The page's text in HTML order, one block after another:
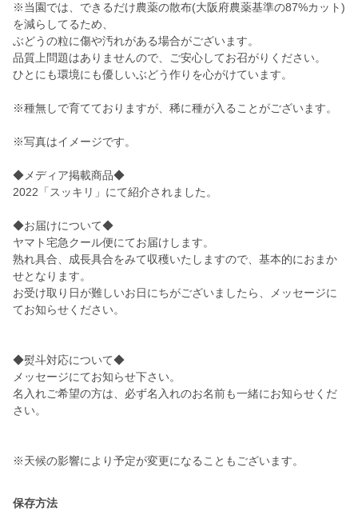
※当園では、できるだけ農薬の散布(大阪府農薬基準の87%カット)
を減らしてるため、
ぶどうの粒に傷や汚れがある場合がございます。
品質上問題はありませんので、ご安心してお召がりください。
ひとにも環境にも優しいぶどう作りを心がけています。
※種無しで育てておりますが、稀に種が入ることがございます。
※写真はイメージです。
◆メディア掲載商品◆
2022「スッキリ」にて紹介されました。
◆お届けについて◆
ヤマト宅急クール便にてお届けします。
熟れ具合、成長具合をみて収穫いたしますので、基本的におまか
せとなります。
お受け取り日が難しいお日にちがございましたら、メッセージに
てお知らせください。
◆熨斗対応について◆
メッセージにてお知らせ下さい。
名入れご希望の方は、必ず名入れのお名前も一緒にお知らせくだ
さい。
※天候の影響により予定が変更になることもございます。
保存方法